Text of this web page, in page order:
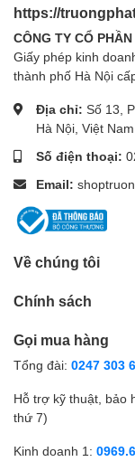
https://
CÔNG TY CỔ
Giấy phép kinh
thành phố Hà Nội
Địa chỉ: Số 13,
Hà Nội, Việt Nam
Số điện thoại:
Email:
Về chúng tôi
Chính sách
Gọi mua hàng
Tổng đài: 0247 303
Hỗ trợ kỹ thuật, bảo
thứ 7)
Kinh doanh 1: